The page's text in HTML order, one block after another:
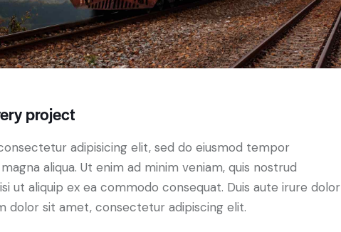
project
adipisicing elit, sed do eiusmod tempor
aliqua. Ut enim ad minim veniam, quis nostrud
ut aliquip ex ea commodo consequat. Duis aute irure dolor
dolor sit amet, consectetur adipiscing elit.